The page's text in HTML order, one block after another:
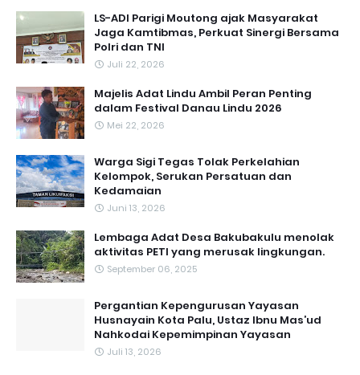
LS-ADI Parigi Moutong ajak Masyarakat
Jaga Kamtibmas, Perkuat Sinergi Bersama
Polri dan TNI
Juli 22, 2026
Majelis Adat Lindu Ambil Peran Penting
dalam Festival Danau Lindu 2026
Mei 22, 2026
Warga Sigi Tegas Tolak Perkelahian
Kelompok, Serukan Persatuan dan
Kedamaian
Juni 13, 2026
Lembaga Adat Desa Bakubakulu menolak
aktivitas PETI yang merusak lingkungan.
September 06, 2025
Pergantian Kepengurusan Yayasan
Husnayain Kota Palu, Ustaz Ibnu Mas’ud
Nahkodai Kepemimpinan Yayasan
Juli 13, 2026